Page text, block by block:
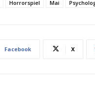
Horrorspiel Mai
Facebook X